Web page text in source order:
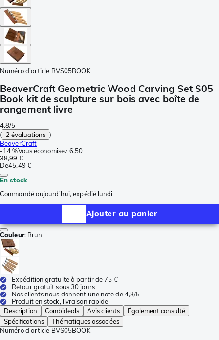
Numéro d'article BVS05BOOK
BeaverCraft Geometric Wood Carving Set S05
Book kit de sculpture sur bois avec boîte de
rangement livre
4.8/5
( 2 évaluations )
BeaverCraft
-14 %Vous économisez 6,50
38,99 €
De45,49 €
En stock
Commandé aujourd'hui, expédié lundi
Ajouter au panier
Couleur: Brun
Expédition gratuite à partir de 75 €
Retour gratuit sous 30 jours
Nos clients nous donnent une note de 4,8/5
Produit en stock, livraison rapide
Description
Combideals Avis clients
Également consulté
Spécifications
Thématiques associées
Numéro d'article BVS05BOOK